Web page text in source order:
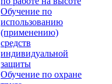
Обучение по
использованию
(применению)
средств
индивидуальной
защиты
Обучение по охране